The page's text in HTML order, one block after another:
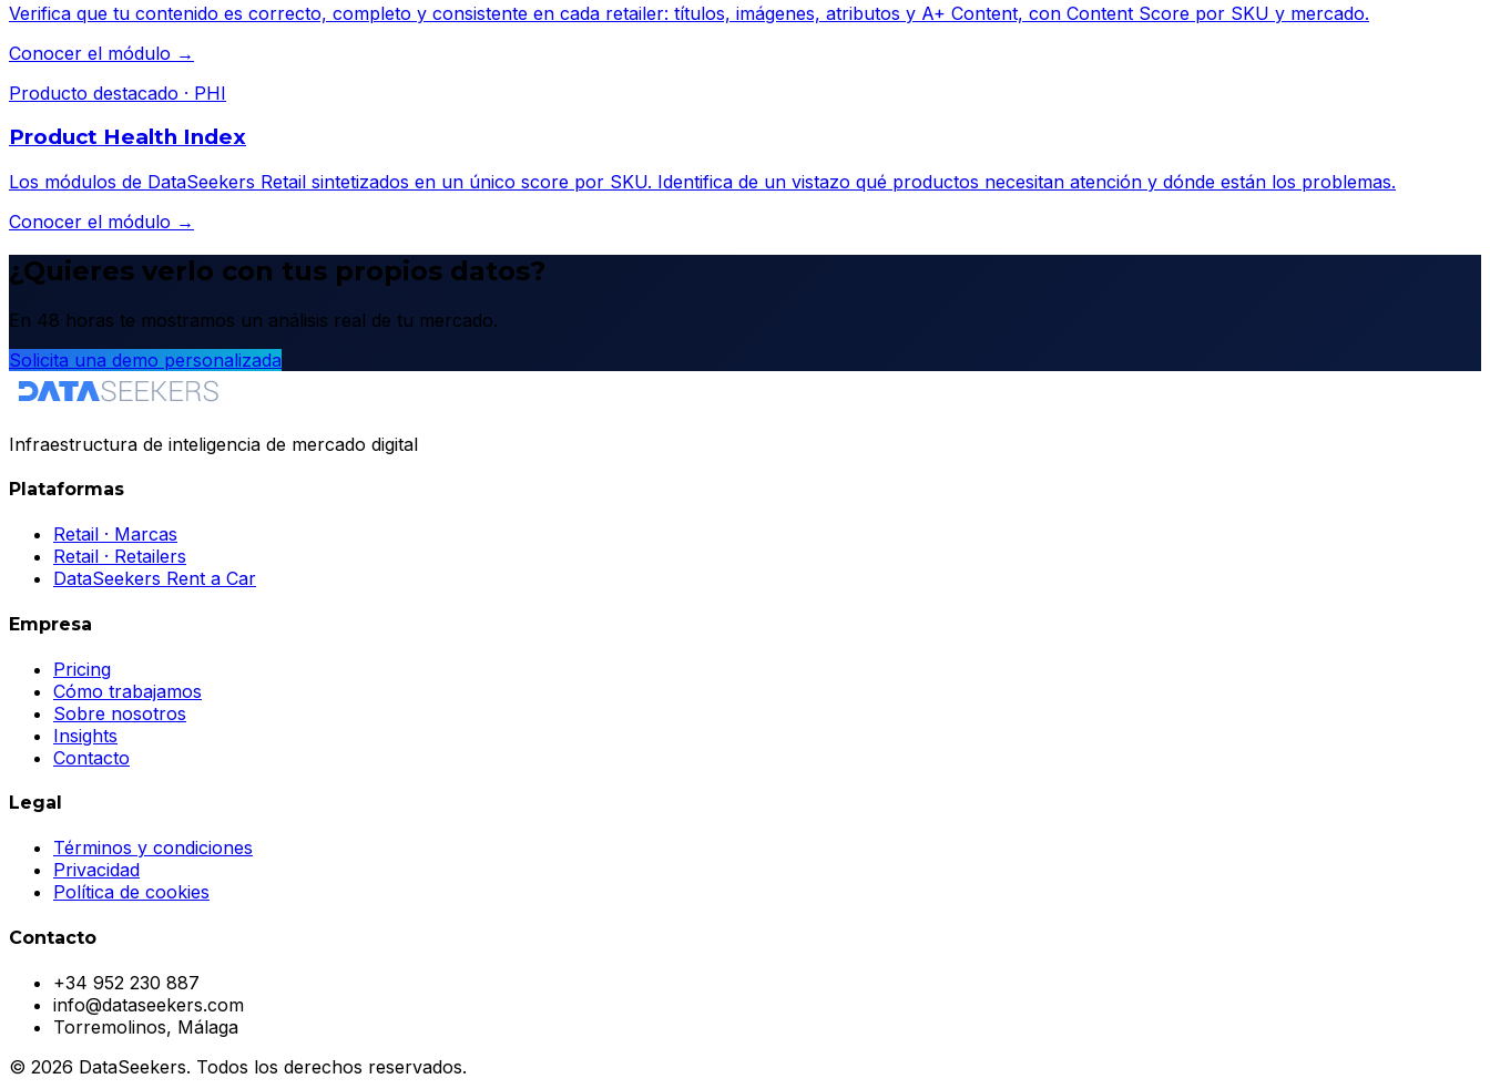
Verifica que tu contenido es correcto, completo y consistente en cada retailer: títulos, imágenes, atributos y A+ Content, con Content Score por SKU y mercado.
Conocer el módulo →
Producto destacado · PHI
Product Health Index
Los módulos de DataSeekers Retail sintetizados en un único score por SKU. Identifica de un vistazo qué productos necesitan atención y dónde están los problemas.
Conocer el módulo →
¿Quieres verlo con tus propios datos?
En 48 horas te mostramos un análisis real de tu mercado.
Solicita una demo personalizada
Infraestructura de inteligencia de mercado digital
Plataformas
Retail · Marcas
Retail · Retailers
DataSeekers Rent a Car
Empresa
Pricing
Cómo trabajamos
Sobre nosotros
Insights
Contacto
Legal
Términos y condiciones
Privacidad
Política de cookies
Contacto
+34 952 230 887
info@dataseekers.com
Torremolinos, Málaga
© 2026 DataSeekers. Todos los derechos reservados.